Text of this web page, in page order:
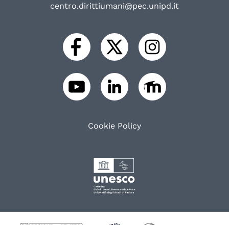
centro.dirittiumani@pec.unipd.it
Cookie Policy